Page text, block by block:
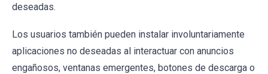
deseadas.
Los usuarios también pueden instalar involuntariamente
aplicaciones no deseadas al interactuar con anuncios
engañosos, ventanas emergentes, botones de descarga o